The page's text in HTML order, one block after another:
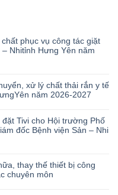
phục vụ công tác giặt
Nhitỉnh Hưng Yên năm
xử lý chất thải rắn y tế
năm 2026-2027
Tivi cho Hội trường Phố
đốc Bệnh viện Sản – Nhi
thay thế thiết bị công
chuyên môn